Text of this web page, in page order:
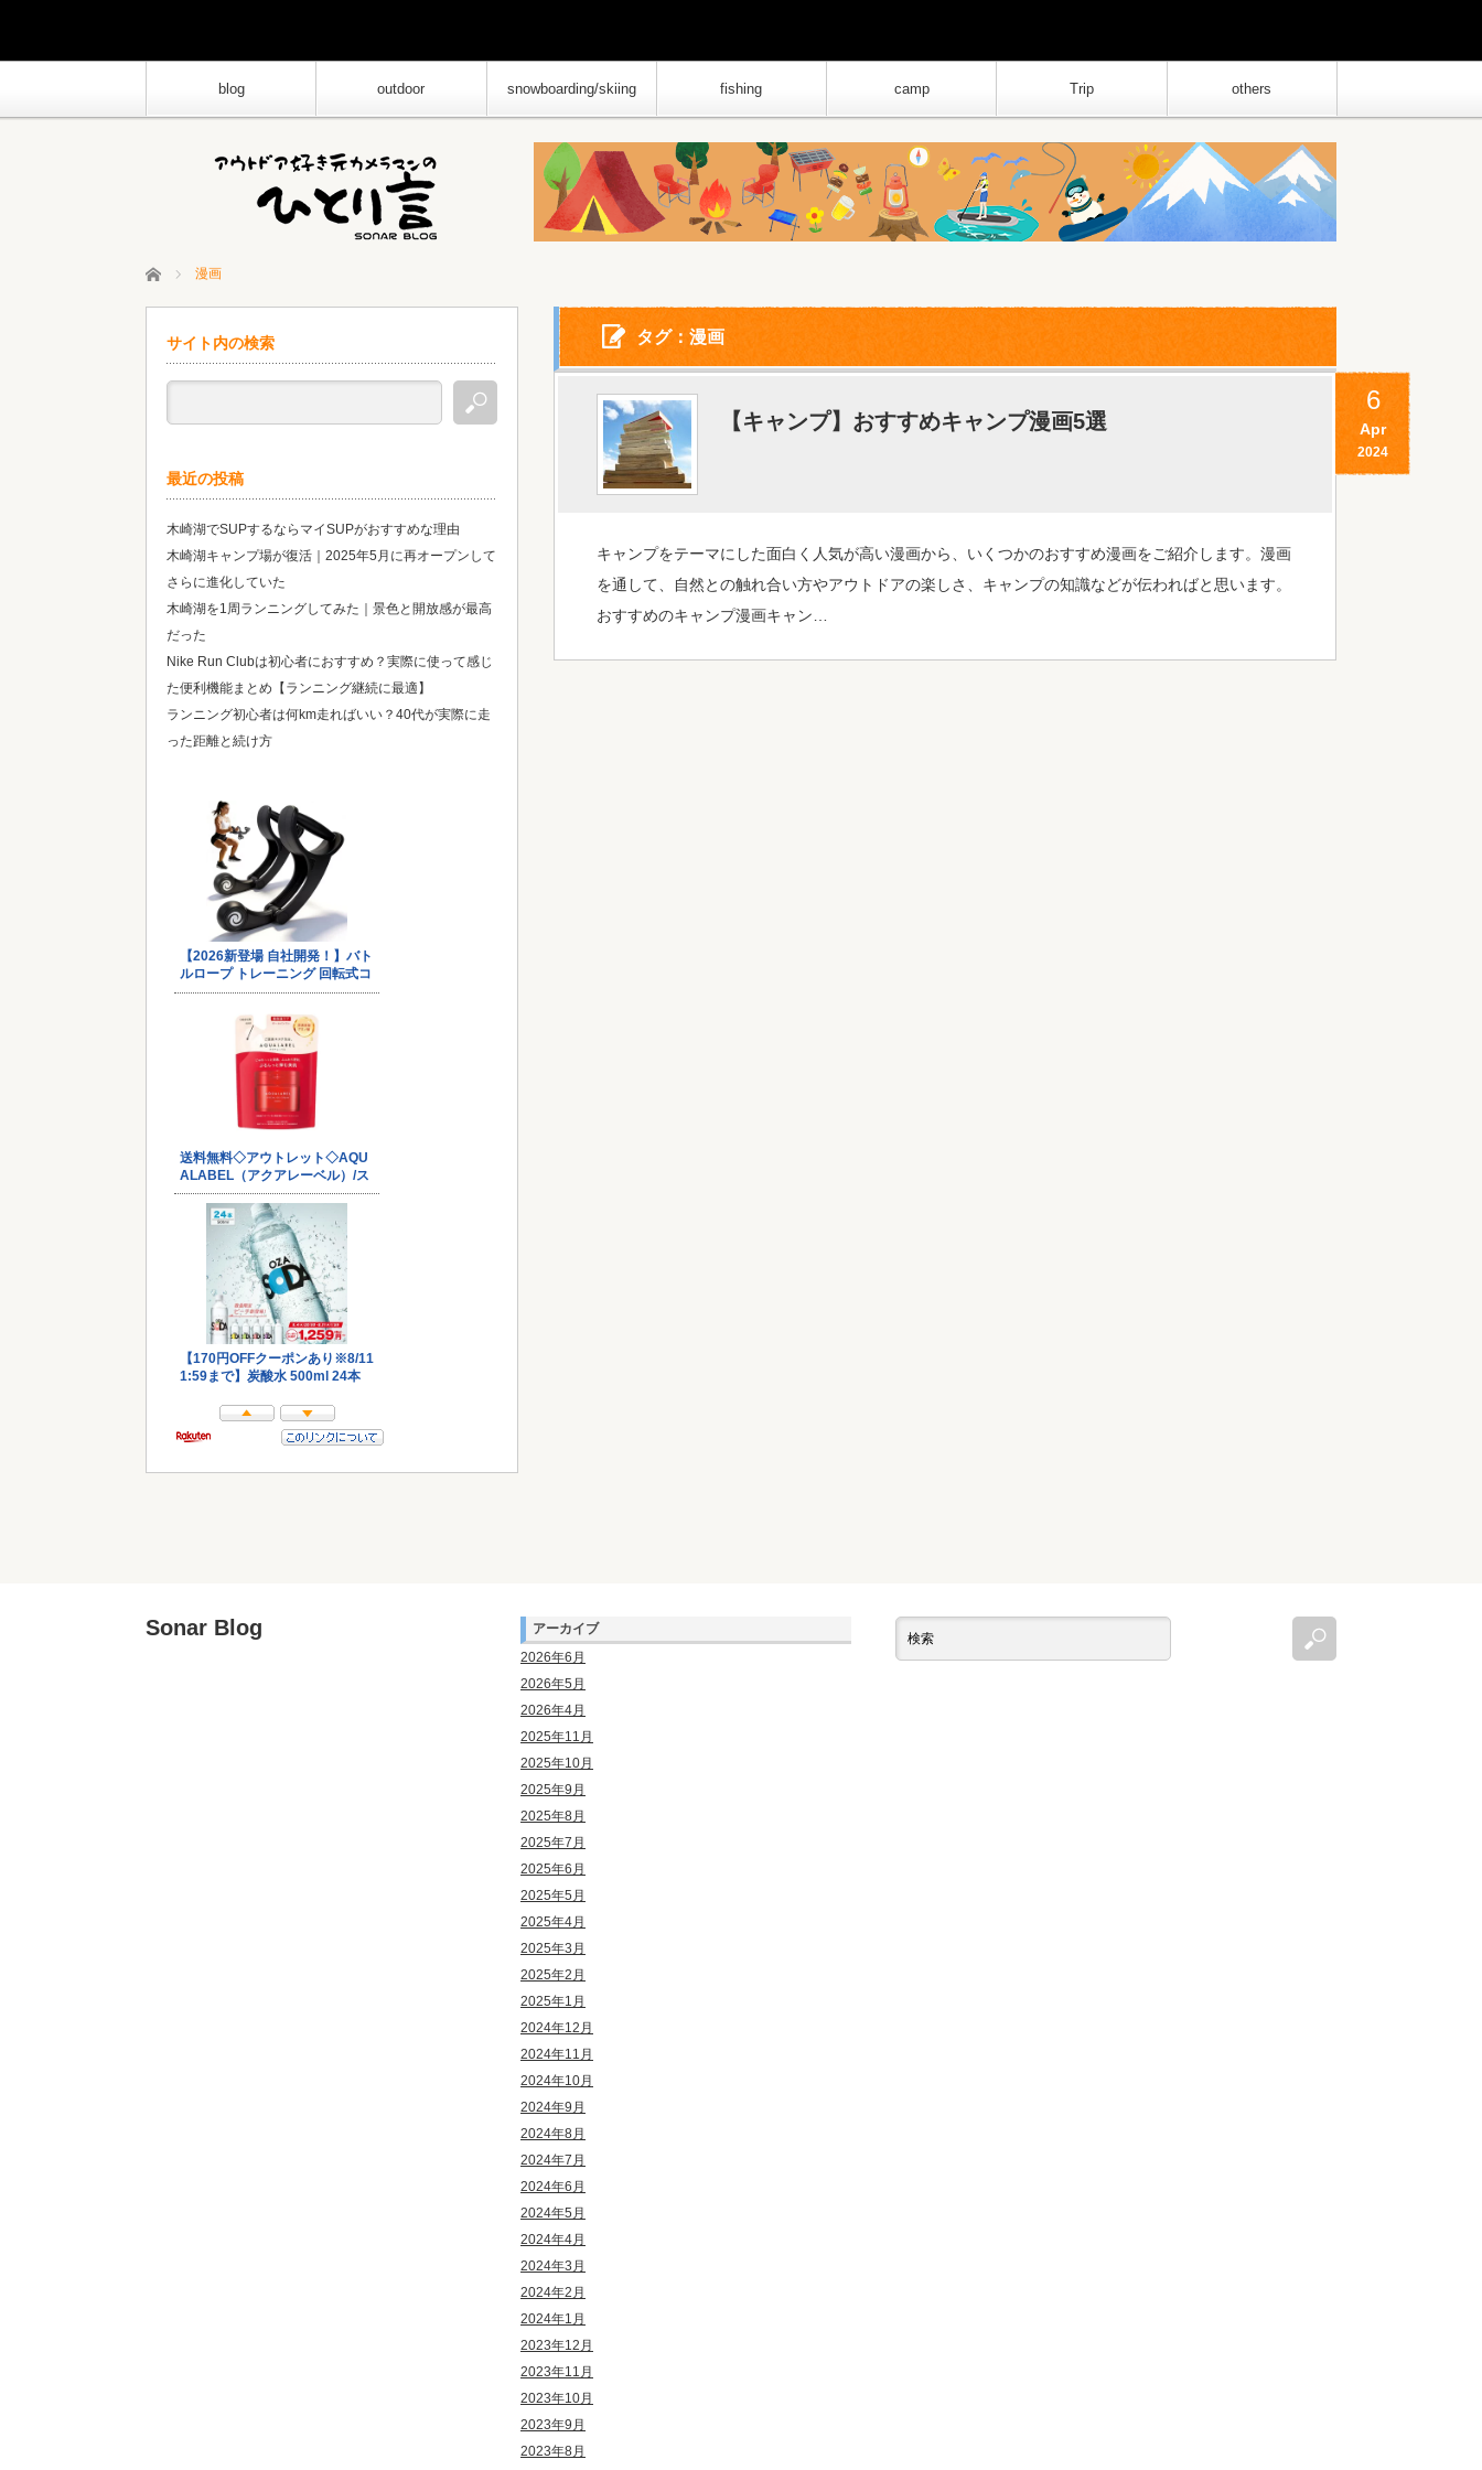
blog outdoor snowboarding/skiing fishing camp Trip others
ホーム 漫画
タグ：漫画
6
Apr
2024
【キャンプ】おすすめキャンプ漫画5選
キャンプをテーマにした面白く人気が高い漫画から、いくつかのおすすめ漫画をご紹介します。漫画
を通して、自然との触れ合い方やアウトドアの楽しさ、キャンプの知識などが伝わればと思います。
おすすめのキャンプ漫画キャン…
サイト内の検索
最近の投稿
木崎湖でSUPするならマイSUPがおすすめな理由
木崎湖キャンプ場が復活｜2025年5月に再オープンして
さらに進化していた
木崎湖を1周ランニングしてみた｜景色と開放感が最高
だった
Nike Run Clubは初心者におすすめ？実際に使って感じ
た便利機能まとめ【ランニング継続に最適】
ランニング初心者は何km走ればいい？40代が実際に走
った距離と続け方
Sonar Blog
アーカイブ
2026年6月
2026年5月
2026年4月
2025年11月
2025年10月
2025年9月
2025年8月
2025年7月
2025年6月
2025年5月
2025年4月
2025年3月
2025年2月
2025年1月
2024年12月
2024年11月
2024年10月
2024年9月
2024年8月
2024年7月
2024年6月
2024年5月
2024年4月
2024年3月
2024年2月
2024年1月
2023年12月
2023年11月
2023年10月
2023年9月
2023年8月